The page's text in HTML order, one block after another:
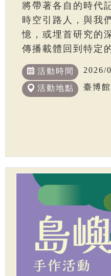
將帶著各自的時代
時空引路人，與我
憶，或埋首研究的
傳播載體回到特定
活動時間 2026/
活動地點 臺博